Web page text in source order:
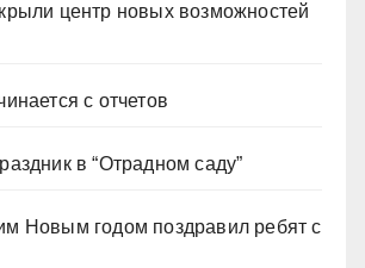
центр новых возможностей
с отчетов
в “Отрадном саду”
Новым годом поздравил ребят с